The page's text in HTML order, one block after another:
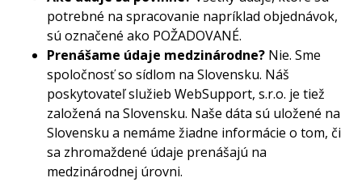
potrebné na spracovanie napríklad objednávok,
sú označené ako POŽADOVANÉ.
Prenášame údaje medzinárodne? Nie. Sme
spoločnosť so sídlom na Slovensku. Náš
poskytovateľ služieb WebSupport, s.r.o. je tiež
založená na Slovensku. Naše dáta sú uložené na
Slovensku a nemáme žiadne informácie o tom, či
sa zhromaždené údaje prenášajú na
medzinárodnej úrovni.